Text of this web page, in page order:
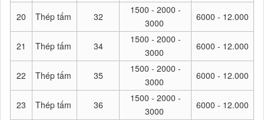
20 Thép tấm 32
1500 - 2000 -
3000
6000 - 12.000
21 Thép tấm 34
1500 - 2000 -
3000
6000 - 12.000
22 Thép tấm 35
1500 - 2000 -
3000
6000 - 12.000
23 Thép tấm 36
1500 - 2000 -
3000
6000 - 12.000